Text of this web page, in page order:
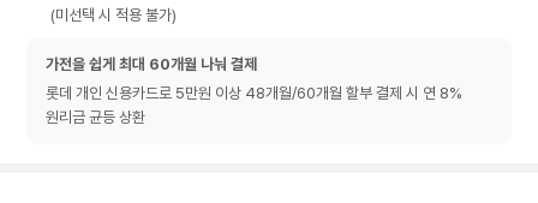
(미선택 시 적용 불가)
가전을 쉽게 최대 60개월 나눠 결제
롯데 개인 신용카드로 5만원 이상 48개월/60개월 할부 결제 시 연 8%
원리금 균등 상환